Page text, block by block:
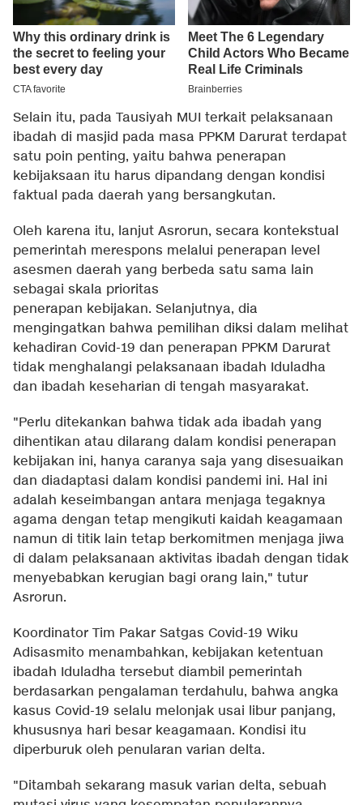
Selain itu, pada Tausiyah MUI terkait pelaksanaan
ibadah di masjid pada masa PPKM Darurat terdapat
satu poin penting, yaitu bahwa penerapan
kebijaksaan itu harus dipandang dengan kondisi
faktual pada daerah yang bersangkutan.
Oleh karena itu, lanjut Asrorun, secara kontekstual
pemerintah merespons melalui penerapan level
asesmen daerah yang berbeda satu sama lain
sebagai skala prioritas
penerapan kebijakan. Selanjutnya, dia
mengingatkan bahwa pemilihan diksi dalam melihat
kehadiran Covid-19 dan penerapan PPKM Darurat
tidak menghalangi pelaksanaan ibadah Iduladha
dan ibadah keseharian di tengah masyarakat.
"Perlu ditekankan bahwa tidak ada ibadah yang
dihentikan atau dilarang dalam kondisi penerapan
kebijakan ini, hanya caranya saja yang disesuaikan
dan diadaptasi dalam kondisi pandemi ini. Hal ini
adalah keseimbangan antara menjaga tegaknya
agama dengan tetap mengikuti kaidah keagamaan
namun di titik lain tetap berkomitmen menjaga jiwa
di dalam pelaksanaan aktivitas ibadah dengan tidak
menyebabkan kerugian bagi orang lain," tutur
Asrorun.
Koordinator Tim Pakar Satgas Covid-19 Wiku
Adisasmito menambahkan, kebijakan ketentuan
ibadah Iduladha tersebut diambil pemerintah
berdasarkan pengalaman terdahulu, bahwa angka
kasus Covid-19 selalu melonjak usai libur panjang,
khususnya hari besar keagamaan. Kondisi itu
diperburuk oleh penularan varian delta.
"Ditambah sekarang masuk varian delta, sebuah